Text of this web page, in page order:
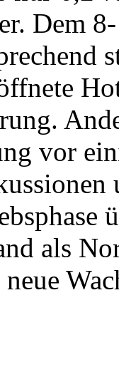
Dem
vor
als